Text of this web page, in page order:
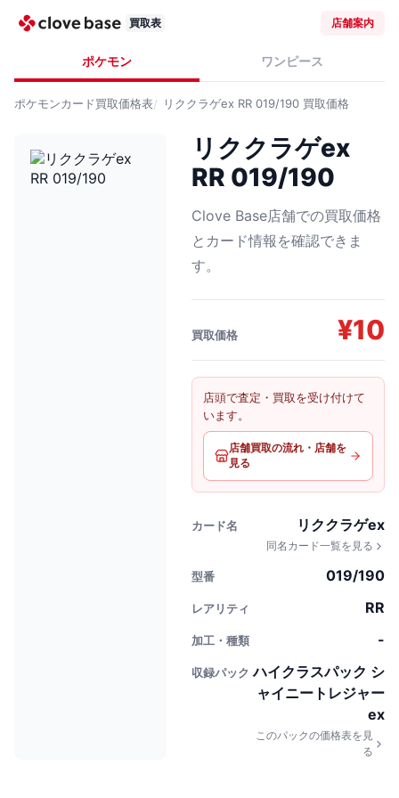
買取表 店舗案内
ポケモン ワンピース
ポケモンカード買取価格表 リククラゲex RR 019/190 買取価格
リククラゲex
RR 019/190
Clove Base店舗での買取価格
とカード情報を確認できま
す。
買取価格 ¥10
店頭で査定・買取を受け付けて
います。
店舗買取の流れ・店舗を
見る
カード名 リククラゲex
同名カード一覧を見る
型番 019/190
レアリティ RR
加工・種類 -
収録パック ハイクラスパック シ
ャイニートレジャー
ex
このパックの価格表を見
る